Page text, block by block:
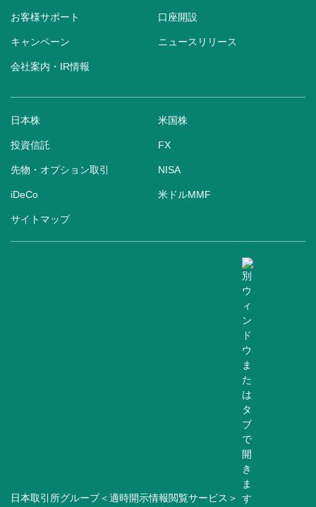
お客様サポート 口座開設
キャンペーン ニュースリリース
会社案内・IR情報
日本株 米国株
投資信託 FX
先物・オプション取引 NISA
iDeCo 米ドルMMF
サイトマップ
日本取引所グループ＜適時開示情報閲覧サービス＞